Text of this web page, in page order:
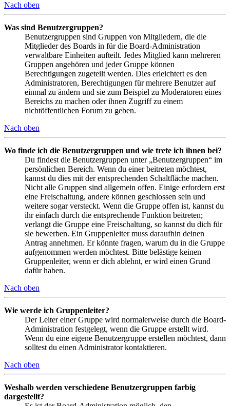
Nach oben
Was sind Benutzergruppen?
Benutzergruppen sind Gruppen von Mitgliedern, die die
Mitglieder des Boards in für die Board-Administration
verwaltbare Einheiten aufteilt. Jedes Mitglied kann mehreren
Gruppen angehören und jeder Gruppe können
Berechtigungen zugeteilt werden. Dies erleichtert es den
Administratoren, Berechtigungen für mehrere Benutzer auf
einmal zu ändern und sie zum Beispiel zu Moderatoren eines
Bereichs zu machen oder ihnen Zugriff zu einem
nichtöffentlichen Forum zu geben.
Nach oben
Wo finde ich die Benutzergruppen und wie trete ich ihnen bei?
Du findest die Benutzergruppen unter „Benutzergruppen“ im
persönlichen Bereich. Wenn du einer beitreten möchtest,
kannst du dies mit der entsprechenden Schaltfläche machen.
Nicht alle Gruppen sind allgemein offen. Einige erfordern erst
eine Freischaltung, andere können geschlossen sein und
weitere sogar versteckt. Wenn die Gruppe offen ist, kannst du
ihr einfach durch die entsprechende Funktion beitreten;
verlangt die Gruppe eine Freischaltung, so kannst du dich für
sie bewerben. Ein Gruppenleiter muss daraufhin deinen
Antrag annehmen. Er könnte fragen, warum du in die Gruppe
aufgenommen werden möchtest. Bitte belästige keinen
Gruppenleiter, wenn er dich ablehnt, er wird einen Grund
dafür haben.
Nach oben
Wie werde ich Gruppenleiter?
Der Leiter einer Gruppe wird normalerweise durch die Board-
Administration festgelegt, wenn die Gruppe erstellt wird.
Wenn du eine eigene Benutzergruppe erstellen möchtest, dann
solltest du einen Administrator kontaktieren.
Nach oben
Weshalb werden verschiedene Benutzergruppen farbig
dargestellt?